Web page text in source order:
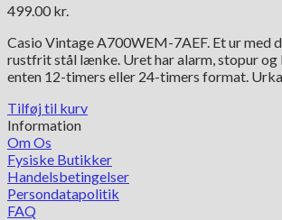
499.00 kr.
Casio Vintage A700WEM-7AEF. Et ur med
rustfrit stål lænke. Uret har alarm, stopur og
enten 12-timers eller 24-timers format.
Tilføj til kurv
Information
Om Os
Fysiske Butikker
Handelsbetingelser
Persondatapolitik
FAQ